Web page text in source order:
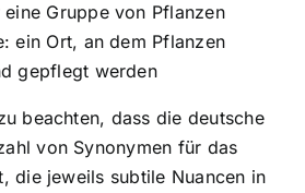
Gruppe von Pflanzen
ein Ort, an dem Pflanzen
gepflegt werden
beachten, dass die deutsche
von Synonymen für das
die jeweils subtile Nuancen in